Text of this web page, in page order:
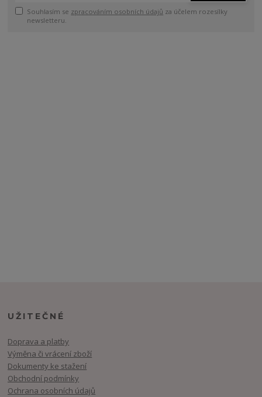
Souhlasím se zpracováním osobních údajů za účelem rozesílky
newsletteru.
UŽITEČNÉ
Doprava a platby
Výměna či vrácení zboží
Dokumenty ke stažení
Obchodní podmínky
Ochrana osobních údajů